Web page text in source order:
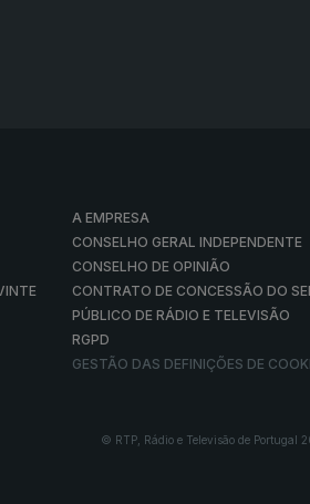
A EMPRESA
CONSELHO GERAL INDEPENDENTE
CONSELHO DE OPINIÃO
CONTRATO DE CONCESSÃO DO
PÚBLICO DE RÁDIO E TELEVISÃO
RGPD
GESTÃO DAS DEFINIÇÕES DE
© RTP, Rádio e Televisão de Portugal